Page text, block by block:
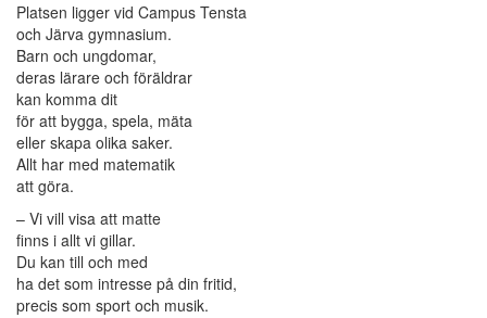
Platsen ligger vid Campus Tensta
och Järva gymnasium.
Barn och ungdomar,
deras lärare och föräldrar
kan komma dit
för att bygga, spela, mäta
eller skapa olika saker.
Allt har med matematik
att göra.
– Vi vill visa att matte
finns i allt vi gillar.
Du kan till och med
ha det som intresse på din fritid,
precis som sport och musik.